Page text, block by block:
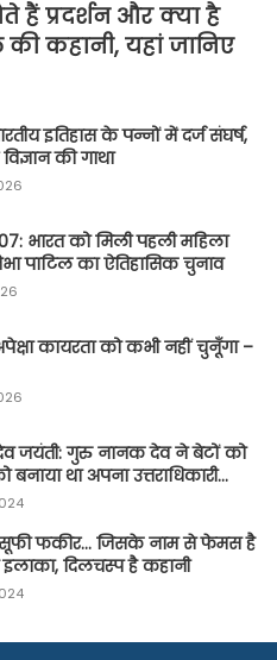
हैं प्रदर्शन और क्या है
कहानी, यहां जानिए
इतिहास के पन्नों में दर्ज संघर्ष,
की गाथा
भारत को मिली पहली महिला
पाटिल का ऐतिहासिक चुनाव
कायरता को कभी नहीं चुनूँगा –
जयंती: गुरु नानक देव ने बेटों को
बनाया था अपना उत्तराधिकारी…
सूफी फकीर… जिसके नाम से फेमस है
दिलचस्प है कहानी